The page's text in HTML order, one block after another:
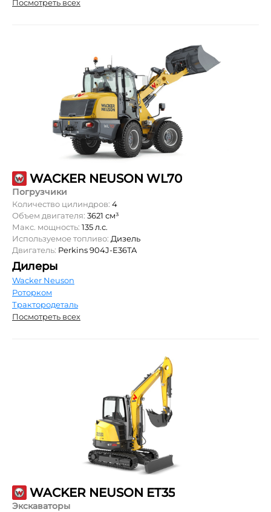
Посмотреть всех
WACKER NEUSON WL70
Погрузчики
Количество цилиндров: 4
Объем двигателя: 3621 см³
Макс. мощность: 135 л.с.
Используемое топливо: Дизель
Двигатель: Perkins 904J-E36TA
Дилеры
Wacker Neuson
Роторком
Трактородеталь
Посмотреть всех
WACKER NEUSON ET35
Экскаваторы